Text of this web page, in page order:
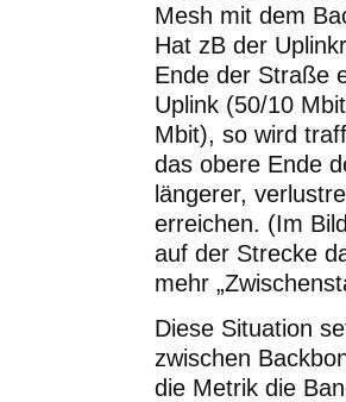
Mesh mit dem
Hat zB der
Ende der Straße
Uplink (50/10
Mbit), so wird
das obere Ende
längerer,
erreichen. (Im
auf der Strecke
mehr
Diese Situation
zwischen
die Metrik die